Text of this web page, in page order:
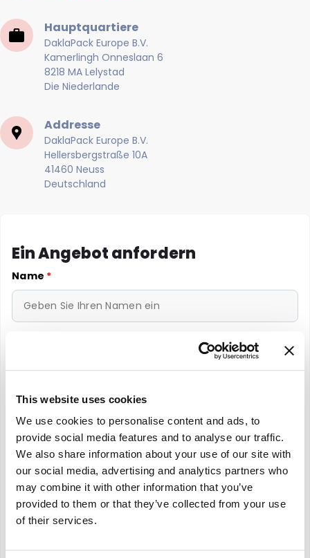
This website uses cookies
We use cookies to personalise content and ads, to
provide social media features and to analyse our traffic.
We also share information about your use of our site with
our social media, advertising and analytics partners who
may combine it with other information that you’ve
provided to them or that they’ve collected from your use
of their services.
Hauptquartiere
DaklaPack Europe B.V.
Kamerlingh Onneslaan 6
8218 MA Lelystad
Die Niederlande
Addresse
DaklaPack Europe B.V.
Hellersbergstraße 10A
41460 Neuss
Deutschland
Ein Angebot anfordern
Name *
Telefonnummer*
Nachricht*